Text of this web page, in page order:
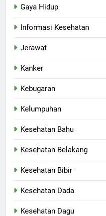
Gaya Hidup
Informasi Kesehatan
Jerawat
Kanker
Kebugaran
Kelumpuhan
Kesehatan Bahu
Kesehatan Belakang
Kesehatan Bibir
Kesehatan Dada
Kesehatan Dagu